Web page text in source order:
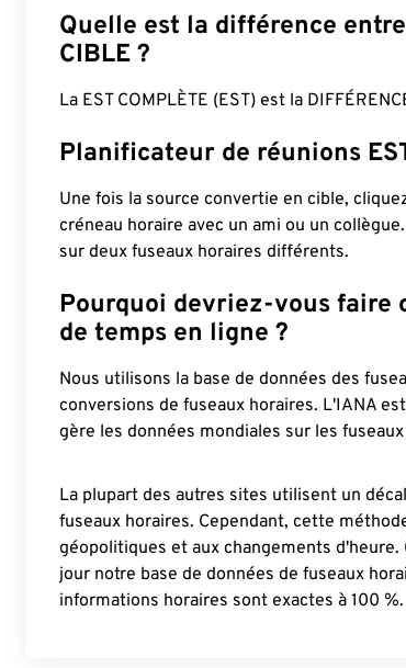
Quelle est la différence
CIBLE ?
La EST COMPLÈTE (EST) est la
Planificateur de réunions
Une fois la source convertie en cible,
créneau horaire avec un ami ou un
sur deux fuseaux horaires différents.
Pourquoi devriez-vous faire
de temps en ligne ?
Nous utilisons la base de données des
conversions de fuseaux horaires. L'IANA
gère les données mondiales sur les
La plupart des autres sites utilisent un
fuseaux horaires. Cependant, cette
géopolitiques et aux changements
jour notre base de données de fuseaux
informations horaires sont exactes à 100 %.